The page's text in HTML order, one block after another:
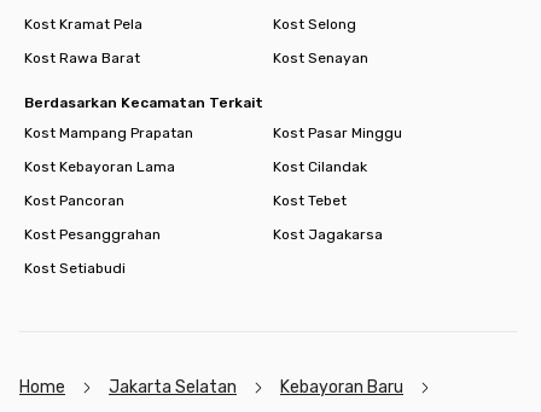
Kost Kramat Pela
Kost Selong
Kost Rawa Barat
Kost Senayan
Berdasarkan Kecamatan Terkait
Kost Mampang Prapatan
Kost Pasar Minggu
Kost Kebayoran Lama
Kost Cilandak
Kost Pancoran
Kost Tebet
Kost Pesanggrahan
Kost Jagakarsa
Kost Setiabudi
Home Jakarta Selatan
Kebayoran Baru